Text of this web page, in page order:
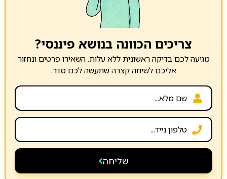
צריכים הכוונה בנושא פיננסי?
מגיעה לכם בדיקה ראשונית ללא עלות. השאירו פרטים ונחזור
אליכם לשיחה קצרה שתעשה לכם סדר.
שליחה